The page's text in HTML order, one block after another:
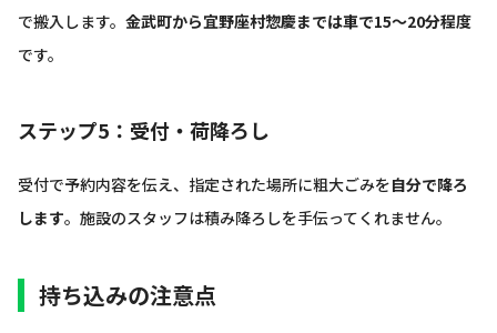
で搬入します。 金武町から宜野座村惣慶までは車で15〜20分程度
です。
ステップ5：受付・荷降ろし
受付で予約内容を伝え、指定された場所に粗大ごみを自分で降ろ
します。施設のスタッフは積み降ろしを手伝ってくれません。
持ち込みの注意点